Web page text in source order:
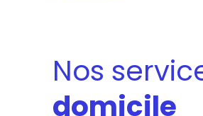
Nos
domicile